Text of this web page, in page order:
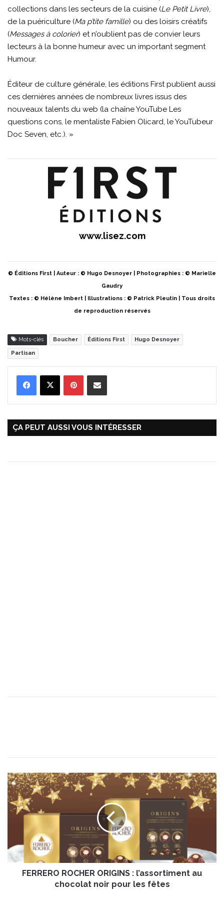
collections dans les secteurs de la cuisine (Le Petit Livre),
de la puériculture (Ma p’tite famille) ou des loisirs créatifs
(Messages à colorier) et n’oublient pas de convier leurs
lecteurs à la bonne humeur avec un important segment
Humour.
Éditeur de culture générale, les éditions First publient aussi
ces dernières années de nombreux livres issus des
nouveaux talents du web (la chaîne YouTube Les
questions cons, le mentaliste Fabien Olicard, le YouTubeur
Doc Seven, etc.). »
www.lisez.com
© Éditions First | Auteur : © Hugo Desnoyer | Photographies : © Marielle
Gaudry
Textes : © Hélène Imbert | Illustrations : © Patrick Pleutin | Tous droits
de reproduction réservés
Mots-clés Boucher Éditions First Hugo Desnoyer
Partisan
ÇA PEUT AUSSI VOUS INTÉRESSER
F
E
R
R
R
O
FERRERO ROCHER ORIGINS : l’assortiment au
chocolat noir pour les fêtes